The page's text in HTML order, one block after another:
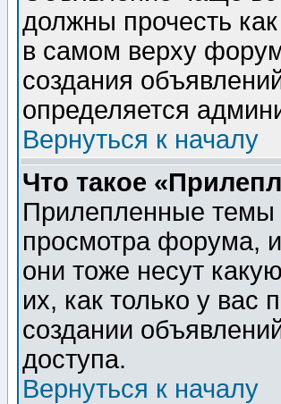
должны прочесть
в самом верху
создания
определяется
Вернуться к началу
Что такое
Прилепленные темы
просмотра форума,
они тоже несут
их, как только у вас
создании
доступа.
Вернуться к началу